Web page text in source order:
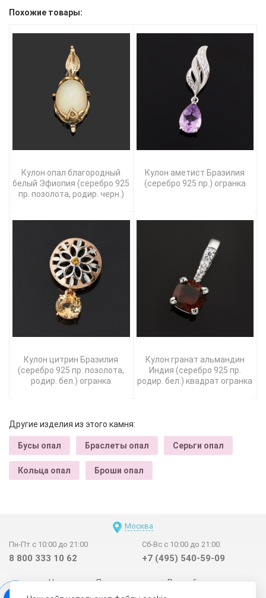
Похожие товары:
Кулон опал благородный
белый Эфиопия (серебро 925
пр. позолота, родир. черн.)
Кулон аметист Бразилия
(серебро 925 пр.) огранка
Кулон цитрин Бразилия
(серебро 925 пр. позолота,
родир. бел.) огранка
Кулон гранат альмандин
Индия (серебро 925 пр.
родир. бел.) квадрат огранка
Другие изделия из этого камня:
Бусы опал Браслеты опал Серьги опал
Кольца опал Броши опал
Москва
Пн-Пт с 10:00 до 21:00
8 800 333 10 62
Сб-Вс с 10:00 до 21:00
+7 (495) 540-59-09
Новинки Поставщикам
Личный счет